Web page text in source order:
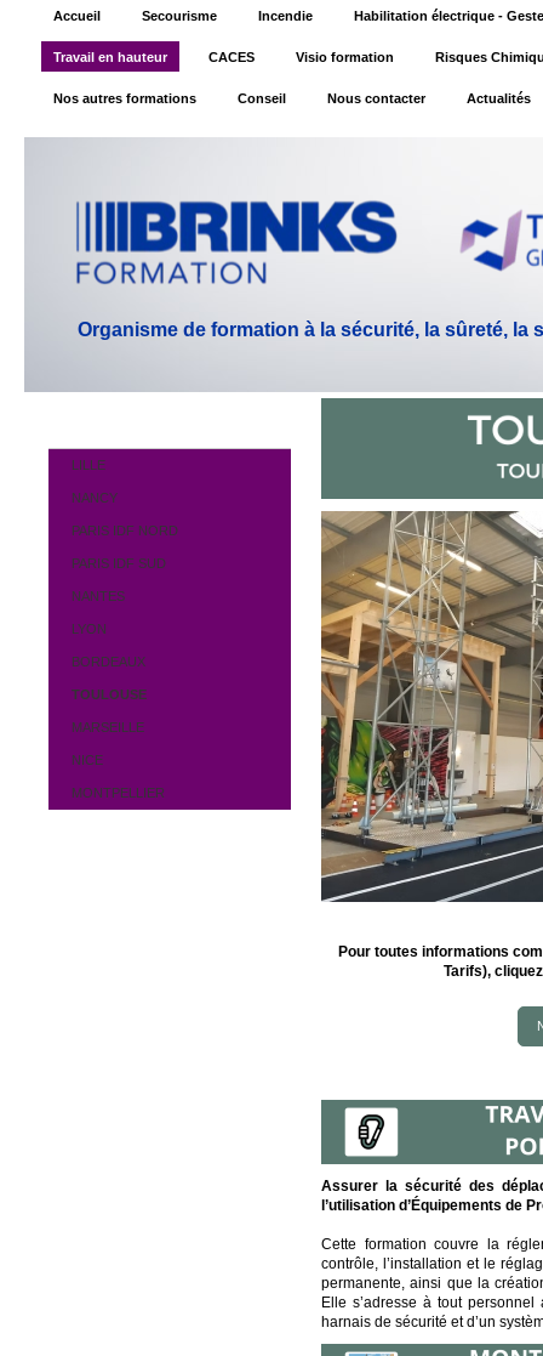
Accueil Secourisme Incendie Habilitation électrique -
Travail en hauteur CACES Visio formation Risques
Nos autres formations Conseil Nous contacter Actualités
Organisme de formation à la sécurité, la sûreté,
LILLE
NANCY
PARIS IDF NORD
PARIS IDF SUD
NANTES
LYON
BORDEAUX
TOULOUSE
MARSEILLE
NICE
MONTPELLIER
Pour toutes informations
Tarifs),
Assurer la sécurité des
l’utilisation d’Équipements de
Cette formation couvre la
contrôle, l’installation et le
permanente, ainsi que la
Elle s’adresse à tout
harnais de sécurité et d’un